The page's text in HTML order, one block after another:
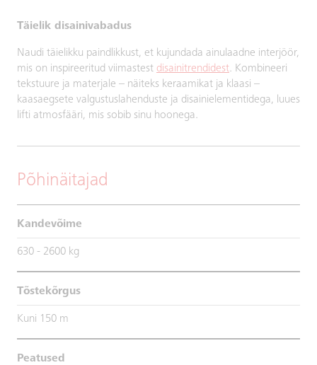
Täielik disainivabadus
Naudi täielikku paindlikkust, et kujundada ainulaadne interjöör,
mis on inspireeritud viimastest disainitrendidest. Kombineeri
tekstuure ja materjale – näiteks keraamikat ja klaasi –
kaasaegsete valgustuslahenduste ja disainielementidega, luues
lifti atmosfääri, mis sobib sinu hoonega.
Põhinäitajad
Kandevõime
630 - 2600 kg
Tõstekõrgus
Kuni 150 m
Peatused